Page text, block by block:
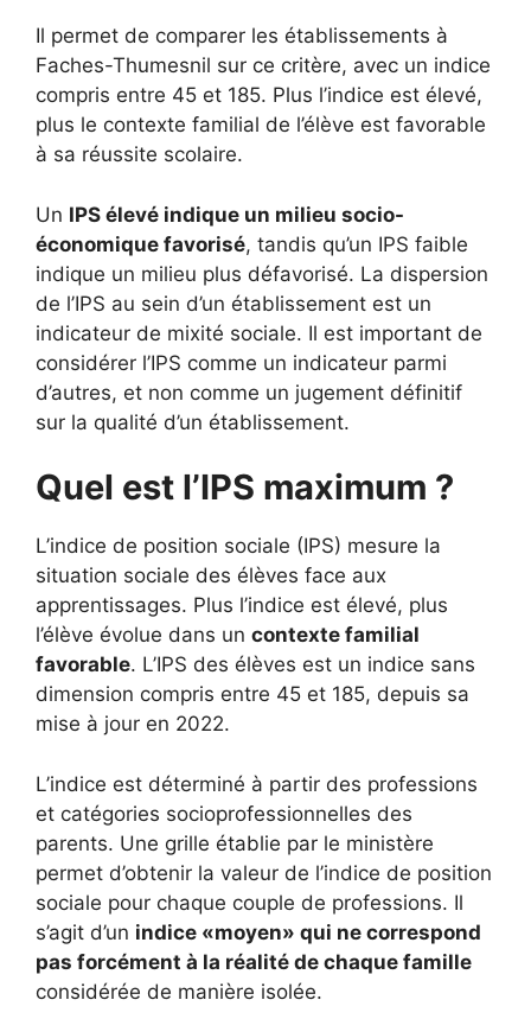
Il permet de comparer les établissements à
Faches-Thumesnil sur ce critère, avec un indice
compris entre 45 et 185. Plus l’indice est élevé,
plus le contexte familial de l’élève est favorable
à sa réussite scolaire.
Un IPS élevé indique un milieu socio-
économique favorisé, tandis qu’un IPS faible
indique un milieu plus défavorisé. La dispersion
de l’IPS au sein d’un établissement est un
indicateur de mixité sociale. Il est important de
considérer l’IPS comme un indicateur parmi
d’autres, et non comme un jugement définitif
sur la qualité d’un établissement.
Quel est l’IPS maximum ?
L’indice de position sociale (IPS) mesure la
situation sociale des élèves face aux
apprentissages. Plus l’indice est élevé, plus
l’élève évolue dans un contexte familial
favorable. L’IPS des élèves est un indice sans
dimension compris entre 45 et 185, depuis sa
mise à jour en 2022.
L’indice est déterminé à partir des professions
et catégories socioprofessionnelles des
parents. Une grille établie par le ministère
permet d’obtenir la valeur de l’indice de position
sociale pour chaque couple de professions. Il
s’agit d’un indice «moyen» qui ne correspond
pas forcément à la réalité de chaque famille
considérée de manière isolée.